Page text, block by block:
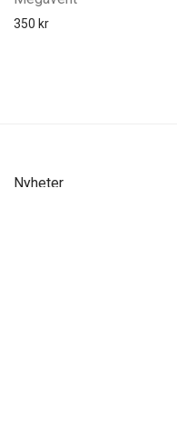
350 kr
Nyheter